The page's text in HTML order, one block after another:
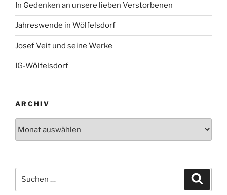
In Gedenken an unsere lieben Verstorbenen
Jahreswende in Wölfelsdorf
Josef Veit und seine Werke
IG-Wölfelsdorf
ARCHIV
nach: